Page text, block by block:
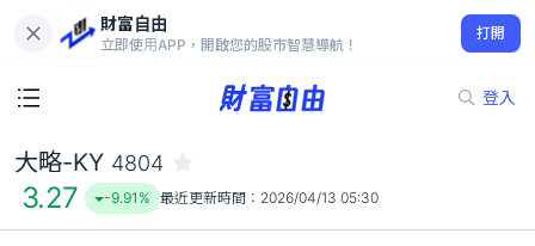
財富自由
立即使用APP，開啟您的股市智慧導航！
打開
登入
3.27
-9.91%
大略-KY 4804
3.27 -9.91% 最近更新時間： 2026/04/13 05:30